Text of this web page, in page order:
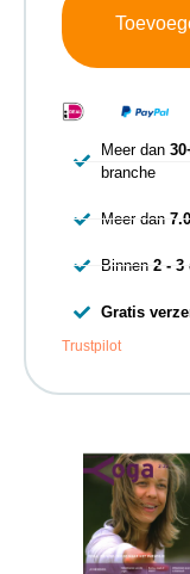
Meer dan
branche
Meer dan
Binnen 2 - 3
Gratis
Trustpilot